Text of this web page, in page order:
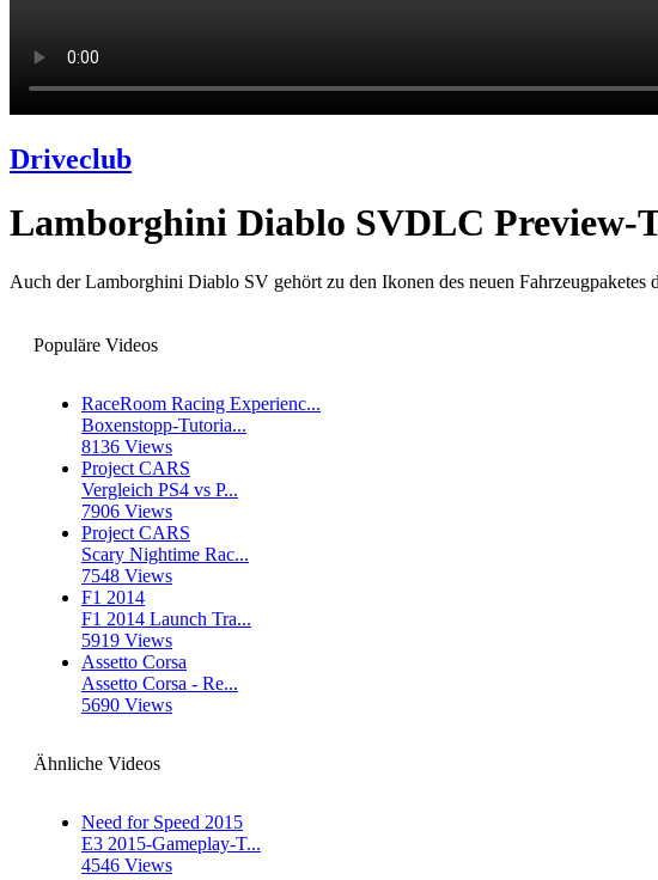
Driveclub
Lamborghini Diablo SVDLC Preview-
Auch der Lamborghini Diablo SV gehört zu den Ikonen des neuen
Populäre Videos
RaceRoom Racing Experienc...
Boxenstopp-Tutoria...
8136 Views
Project CARS
Vergleich PS4 vs P...
7906 Views
Project CARS
Scary Nightime Rac...
7548 Views
F1 2014
F1 2014 Launch Tra...
5919 Views
Assetto Corsa
Assetto Corsa - Re...
5690 Views
Ähnliche Videos
Need for Speed 2015
E3 2015-Gameplay-T...
4546 Views